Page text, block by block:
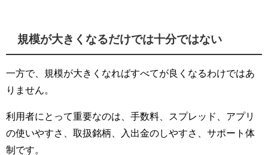
規模が大きくなるだけでは十分ではない
一方で、規模が大きくなればすべてが良くなるわけではあ
りません。
利用者にとって重要なのは、手数料、スプレッド、アプリ
の使いやすさ、取扱銘柄、入出金のしやすさ、サポート体
制です。